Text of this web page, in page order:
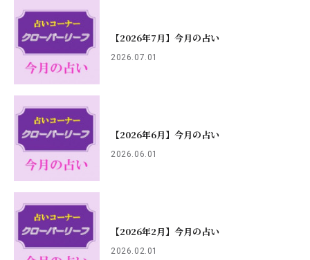
【2026年7月】今月の占い
2026.07.01
【2026年6月】今月の占い
2026.06.01
【2026年2月】今月の占い
2026.02.01